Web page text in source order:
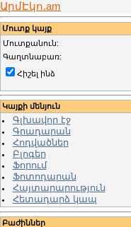
ԱրմԷկո.am
Մուտք կայք
Մուտքանուն:
Գաղտնաբառ:
Հիշել ինձ
Կայքի մենյուն
Գլխավոր էջ
Գրադարան
Հոդվածներ
Բլոգեր
Ֆորում
Ֆոտոդարան
Հայտարարություն
Հետադարձ կապ
Բաժիններ